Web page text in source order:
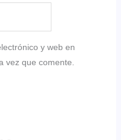
y web en
vez que comente.